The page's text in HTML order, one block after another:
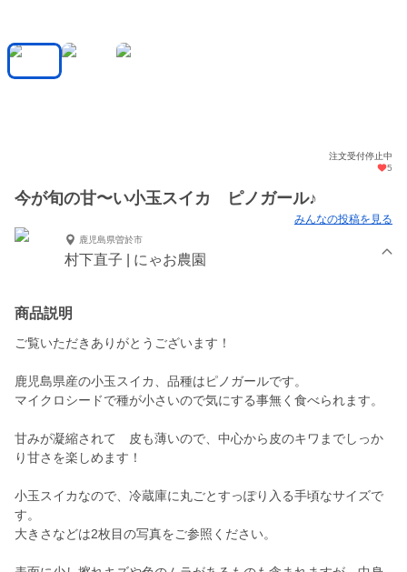
注文受付停止中
5
今が旬の甘〜い小玉スイカ ピノガール♪
みんなの投稿を見る
鹿児島県曽於市
村下直子 | にゃお農園
商品説明
ご覧いただきありがとうございます！
鹿児島県産の小玉スイカ、品種はピノガールです。
マイクロシードで種が小さいので気にする事無く食べられます。
甘みが凝縮されて 皮も薄いので、中心から皮のキワまでしっか
り甘さを楽しめます！
小玉スイカなので、冷蔵庫に丸ごとすっぽり入る手頃なサイズで
す。
大きさなどは2枚目の写真をご参照ください。